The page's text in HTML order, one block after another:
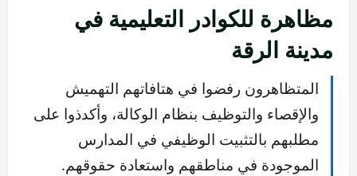
مظاهرة للكوادر التعليمية في
مدينة الرقة
المتظاهرون رفضوا في هتافاتهم التهميش
والإقصاء والتوظيف بنظام الوكالة، وأكدذوا على
مطلبهم بالتثبيت الوظيفي في المدارس
الموجودة في مناطقهم واستعادة حقوقهم.